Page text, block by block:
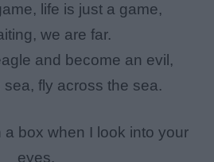
life is just a game,
we are far.
and become an evil,
fly across the sea.
a box when I look into your
eyes.